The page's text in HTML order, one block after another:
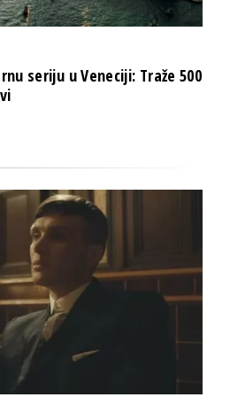
seriju u Veneciji: Traže 500